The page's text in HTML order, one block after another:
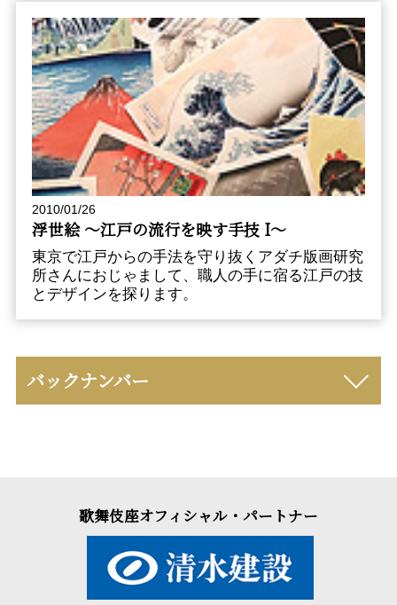
2010/01/26
浮世絵 〜江戸の流行を映す手技 I〜
東京で江戸からの手法を守り抜くアダチ版画研究
所さんにおじゃまして、職人の手に宿る江戸の技
とデザインを探ります。
バックナンバー
歌舞伎座オフィシャル・パートナー